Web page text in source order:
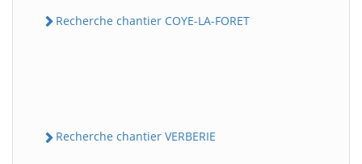
Recherche chantier COYE-LA-FORET
Recherche chantier VERBERIE